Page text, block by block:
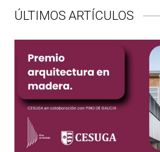
ÚLTIMOS ARTÍCULOS